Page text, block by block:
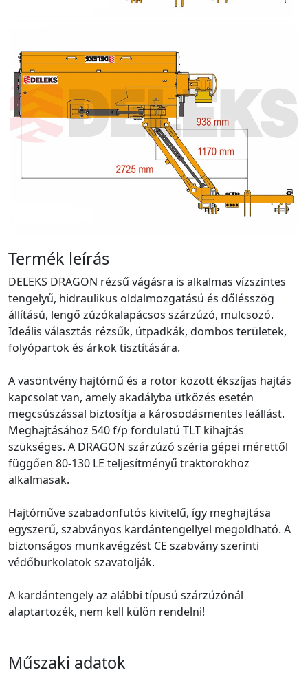
Termék leírás
DELEKS DRAGON rézsű vágásra is alkalmas vízszintes
tengelyű, hidraulikus oldalmozgatású és dőlésszög
állítású, lengő zúzókalapácsos szárzúzó, mulcsozó.
Ideális választás rézsűk, útpadkák, dombos területek,
folyópartok és árkok tisztítására.
A vasöntvény hajtómű és a rotor között ékszíjas hajtás
kapcsolat van, amely akadályba ütközés esetén
megcsúszással biztosítja a károsodásmentes leállást.
Meghajtásához 540 f/p fordulatú TLT kihajtás
szükséges. A DRAGON szárzúzó széria gépei mérettől
függően 80-130 LE teljesítményű traktorokhoz
alkalmasak.
Hajtóműve szabadonfutós kivitelű, így meghajtása
egyszerű, szabványos kardántengellyel megoldható. A
biztonságos munkavégzést CE szabvány szerinti
védőburkolatok szavatolják.
A kardántengely az alábbi típusú szárzúzónál
alaptartozék, nem kell külön rendelni!
Műszaki adatok